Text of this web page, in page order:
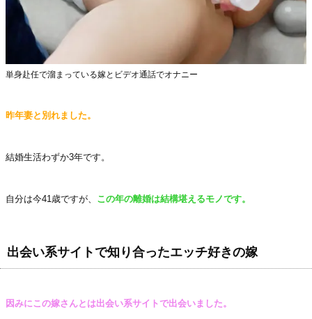
単身赴任で溜まっている嫁とビデオ通話でオナニー
昨年妻と別れました。
結婚生活わずか3年です。
自分は今41歳ですが、 この年の離婚は結構堪えるモノです。
出会い系サイトで知り合ったエッチ好きの嫁
因みにこの嫁さんとは出会い系サイトで出会いました。